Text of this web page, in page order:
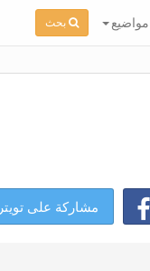
مواضيع بحث
مشاركة على تويتر